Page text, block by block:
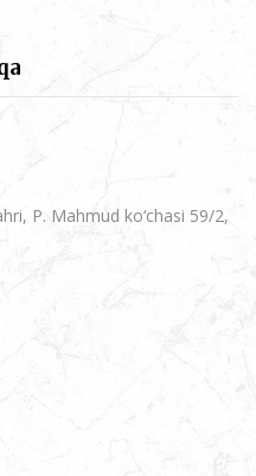
P. Mahmud ko‘chasi 59/2,